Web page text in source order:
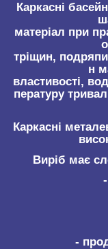
Каркасні
матеріал при
тріщин,
н
властивості,
пературу
Каркасні
Виріб має
-